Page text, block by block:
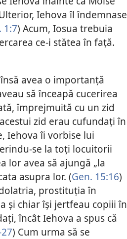
Iehova îl îndemnase
1:7) Acum, Iosua trebuia
ce-i stătea în față.
avea o importanță
să înceapă cucerirea
împrejmuită cu un zid
zid erau cufundați în
Iehova îi vorbise lui
se la toți locuitorii
lor avea să ajungă „la
asupra lor. (Gen. 15:16)
prostituția în
și chiar își jertfeau copiii în
încât Iehova a spus că
) Cum urma să se